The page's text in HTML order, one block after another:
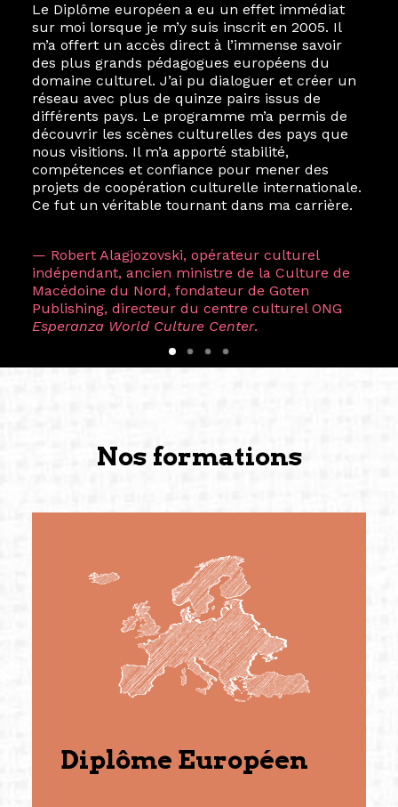
Le Diplôme européen a eu un effet immédiat
sur moi lorsque je m’y suis inscrit en 2005. Il
m’a offert un accès direct à l’immense savoir
des plus grands pédagogues européens du
domaine culturel. J’ai pu dialoguer et créer un
réseau avec plus de quinze pairs issus de
différents pays. Le programme m’a permis de
découvrir les scènes culturelles des pays que
nous visitions. Il m’a apporté stabilité,
compétences et confiance pour mener des
projets de coopération culturelle internationale.
Ce fut un véritable tournant dans ma carrière.
— Robert Alagjozovski, opérateur culturel
indépendant, ancien ministre de la Culture de
Macédoine du Nord, fondateur de Goten
Publishing, directeur du centre culturel ONG
Esperanza World Culture Center.
Nos formations
Diplôme Européen